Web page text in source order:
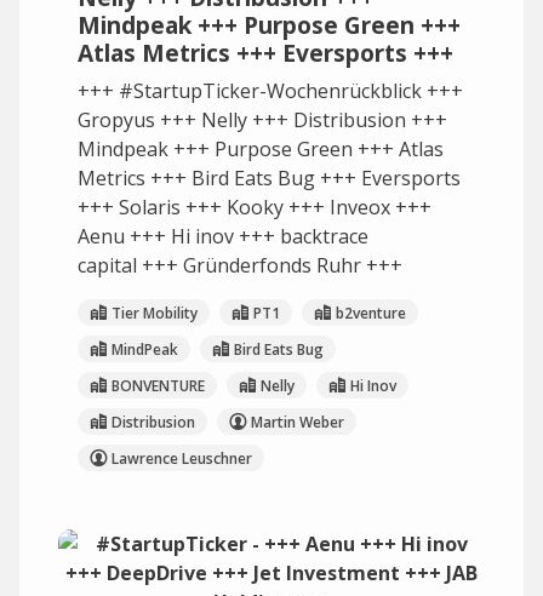
Mindpeak +++ Purpose Green +++
Atlas Metrics +++ Eversports +++
+++ #StartupTicker-Wochenrückblick +++
Gropyus +++ Nelly +++ Distribusion +++
Mindpeak +++ Purpose Green +++ Atlas
Metrics +++ Bird Eats Bug +++ Eversports
+++ Solaris +++ Kooky +++ Inveox +++
Aenu +++ Hi inov +++ backtrace
capital +++ Gründerfonds Ruhr +++
Tier Mobility PT1
b2venture
MindPeak
Bird Eats Bug
BONVENTURE
Nelly
Hi Inov
Distribusion
Martin Weber
Lawrence Leuschner